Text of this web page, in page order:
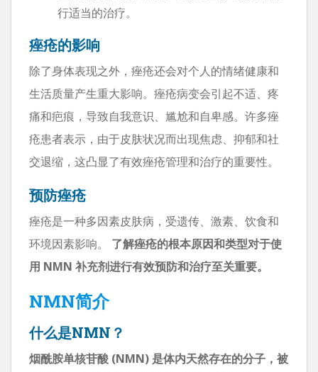
行适当的治疗。
痤疮的影响
除了身体表现之外，痤疮还会对个人的情绪健康和
生活质量产生重大影响。痤疮病变会引起不适、疼
痛和疤痕，导致自我意识、尴尬和自卑感。许多痤
疮患者表示，由于皮肤状况而出现焦虑、抑郁和社
交退缩，这凸显了有效痤疮管理和治疗的重要性。
预防痤疮
痤疮是一种多因素皮肤病，受遗传、激素、饮食和
环境因素影响。 了解痤疮的根本原因和类型对于使
用 NMN 补充剂进行有效预防和治疗至关重要。
NMN简介
什么是NMN？
烟酰胺单核苷酸 (NMN) 是体内天然存在的分子，被